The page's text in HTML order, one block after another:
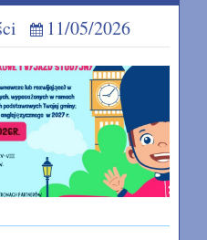
11/05/2026